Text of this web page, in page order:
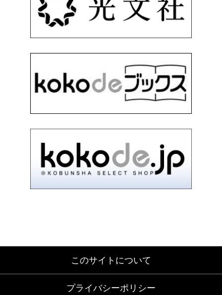
このサイトについて
プライバシーポリシー